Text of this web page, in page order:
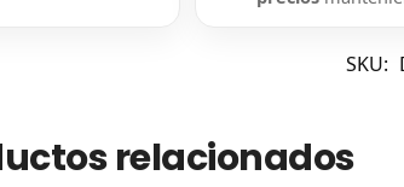
SKU:
relacionados